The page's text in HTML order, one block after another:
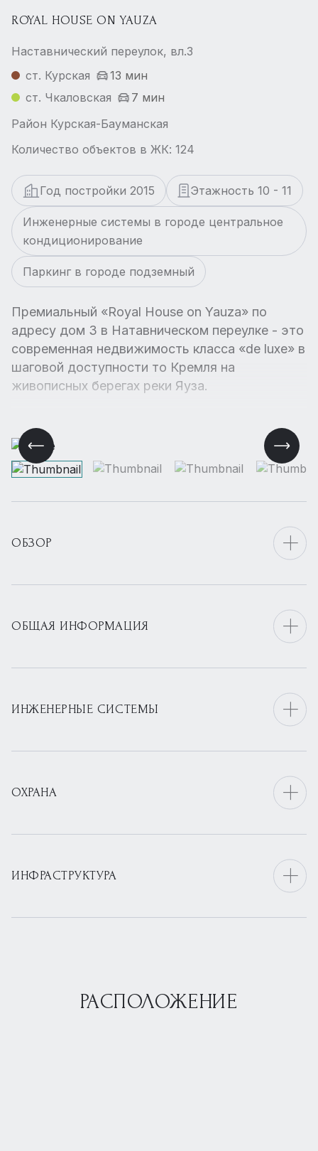
ROYAL HOUSE ON YAUZA
Наставнический переулок, вл.3
ст. Курская
13 мин
ст. Чкаловская
7 мин
Район Курская-Бауманская
Количество объектов в ЖК: 124
Год постройки 2015 Этажность 10 - 11
Инженерные системы в городе центральное
кондиционирование
Паркинг в городе подземный
Премиальный «Royal House on Yauza» по
адресу дом 3 в Натавническом переулке - это
современная недвижимость класса «de luxe» в
шаговой доступности то Кремля на
живописных берегах реки Яуза.
ОБЗОР
ОБЩАЯ ИНФОРМАЦИЯ
ИНЖЕНЕРНЫЕ СИСТЕМЫ
ОХРАНА
ИНФРАСТРУКТУРА
РАСПОЛОЖЕНИЕ